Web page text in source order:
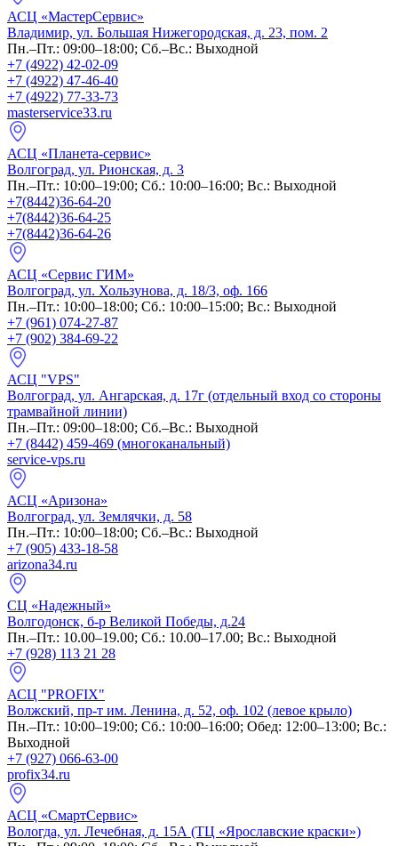
АСЦ «МастерСервис»
Владимир, ул. Большая Нижегородская, д. 23, пом. 2
Пн.–Пт.: 09:00–18:00; Сб.–Вс.: Выходной
+7 (4922) 42-02-09
+7 (4922) 47-46-40
+7 (4922) 77-33-73
masterservice33.ru
АСЦ «Планета-сервис»
Волгоград, ул. Рионская, д. 3
Пн.–Пт.: 10:00–19:00; Сб.: 10:00–16:00; Вс.: Выходной
+7(8442)36-64-20
+7(8442)36-64-25
+7(8442)36-64-26
АСЦ «Сервис ГИМ»
Волгоград, ул. Хользунова, д. 18/3, оф. 166
Пн.–Пт.: 10:00–18:00; Сб.: 10:00–15:00; Вс.: Выходной
+7 (961) 074-27-87
+7 (902) 384-69-22
АСЦ "VPS"
Волгоград, ул. Ангарская, д. 17г (отдельный вход со стороны
трамвайной линии)
Пн.–Пт.: 09:00–18:00; Сб.–Вс.: Выходной
+7 (8442) 459-469 (многоканальный)
service-vps.ru
АСЦ «Аризона»
Волгоград, ул. Землячки, д. 58
Пн.–Пт.: 10:00–18:00; Сб.–Вс.: Выходной
+7 (905) 433-18-58
arizona34.ru
СЦ «Надежный»
Волгодонск, б-р Великой Победы, д.24
Пн.–Пт.: 10.00–19.00; Сб.: 10.00–17.00; Вс.: Выходной
+7 (928) 113 21 28
АСЦ "PROFIX"
Волжский, пр-т им. Ленина, д. 52, оф. 102 (левое крыло)
Пн.–Пт.: 10:00–19:00; Сб.: 10:00–16:00; Обед: 12:00–13:00; Вс.:
Выходной
+7 (927) 066-63-00
profix34.ru
АСЦ «СмартСервис»
Вологда, ул. Лечебная, д. 15А (ТЦ «Ярославские краски»)